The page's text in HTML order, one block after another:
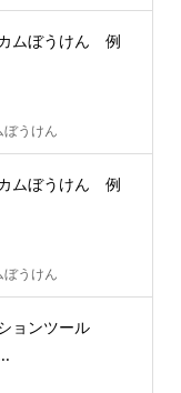
ムぼうけん 例
うけん
ムぼうけん 例
うけん
ョンツール